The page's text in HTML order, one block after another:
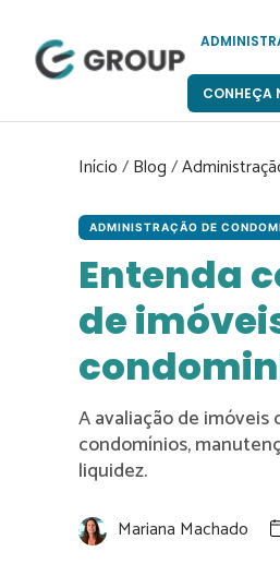
CONHEÇA
Início/Blog/
ADMINISTRAÇÃO DE
Entenda
de
A avaliação de
condomínios,
liquidez.
Mariana Machado